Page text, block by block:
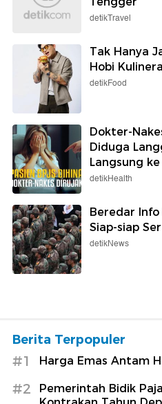
detikTravel
Tak Hanya
Hobi
detikFood
Dokter-
Diduga
Langsung
detikHealth
Beredar
Siap-siap
detikNews
Berita Terpopuler
#1 Harga Emas Antam
#2
Pemerintah Bidik